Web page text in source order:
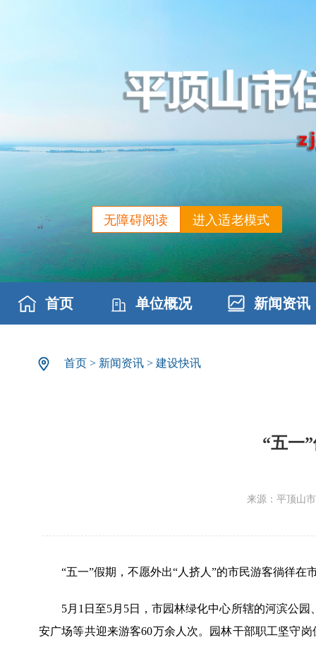
进入适老模式
无障碍阅读
首页 单位概况 新闻资讯
首页 > 新闻资讯 > 建设快讯
“五一
来源：平顶山
“五一”假期，不愿外出“人挤人”的市民游客徜徉在
5月1日至5月5日，市园林绿化中心所辖的河滨公
安广场等共迎来游客60万余人次。园林干部职工坚守